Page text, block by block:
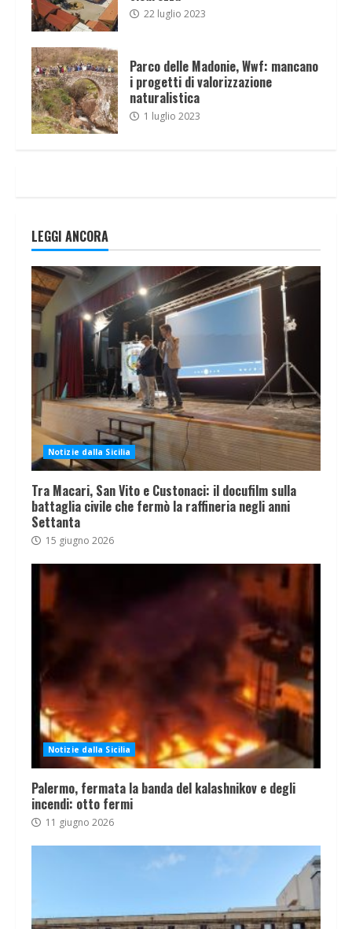
22 luglio 2023
Parco delle Madonie, Wwf: mancano
i progetti di valorizzazione
naturalistica
1 luglio 2023
LEGGI ANCORA
Notizie dalla Sicilia
Tra Macari, San Vito e Custonaci: il docufilm sulla
battaglia civile che fermò la raffineria negli anni
Settanta
15 giugno 2026
Notizie dalla Sicilia
Palermo, fermata la banda del kalashnikov e degli
incendi: otto fermi
11 giugno 2026